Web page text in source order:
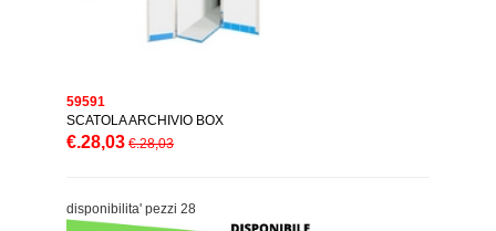
59591
SCATOLA ARCHIVIO BOX
€.28,03 €.28,03
disponibilita' pezzi 28